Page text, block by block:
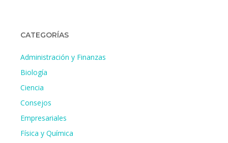
CATEGORÍAS
Administración y Finanzas
Biología
Ciencia
Consejos
Empresariales
Física y Química